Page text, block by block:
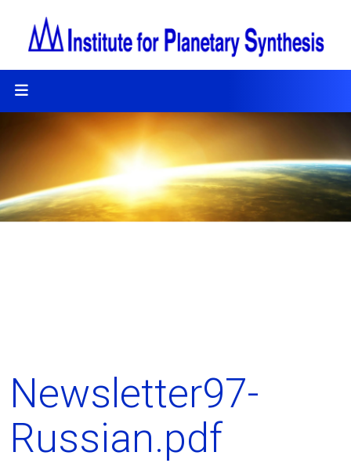
Newsletter97-
Russian.pdf